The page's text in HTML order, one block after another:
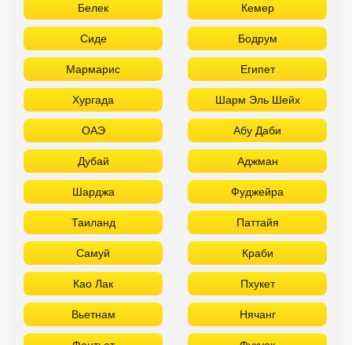
Белек Кемер
Сиде Бодрум
Мармарис Египет
Хургада Шарм Эль Шейх
ОАЭ Абу Даби
Дубай Аджман
Шарджа Фуджейра
Таиланд Паттайя
Самуй Краби
Као Лак Пхукет
Вьетнам Нячанг